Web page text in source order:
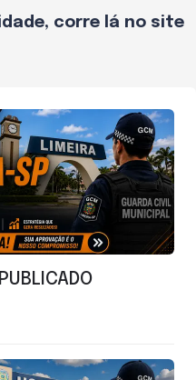
corre lá no site